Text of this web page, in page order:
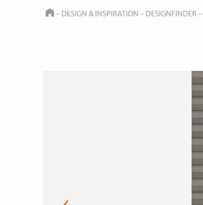
HOME
– DESIGN & INSPIRATION – DESIGNFINDER –